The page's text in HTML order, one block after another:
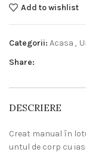
Add to wishlist
Categorii: Acasa ,
Share:
DESCRIERE
Creat manual în
untul de corp cu